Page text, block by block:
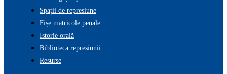
Spații de represiune
Fișe matricole penale
Istorie orală
Biblioteca represiunii
Resurse